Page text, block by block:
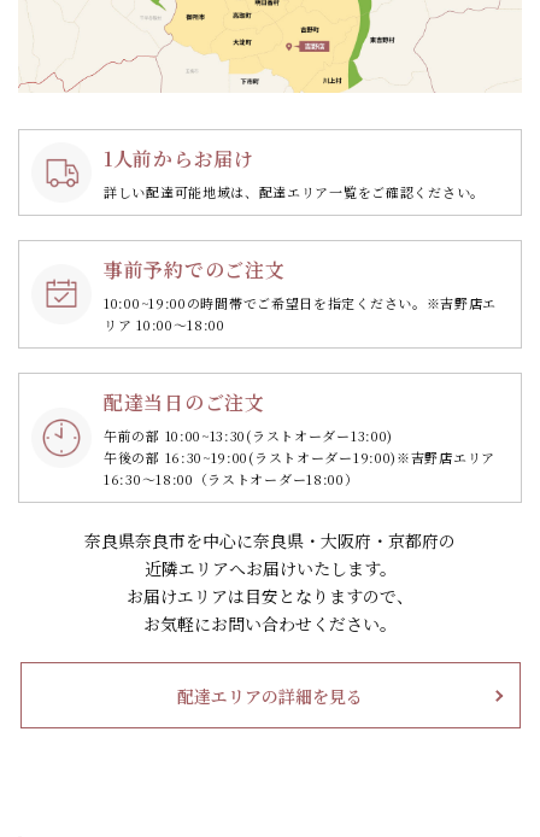
1人前からお届け
詳しい配達可能地域は、配達エリア一覧をご確認ください。
事前予約でのご注文
10:00~19:00の時間帯でご希望日を指定ください。 ※吉野店エ
リア 10:00～18:00
配達当日のご注文
午前の部 10:00~13:30(ラストオーダー13:00)
午後の部 16:30~19:00(ラストオーダー19:00)※吉野店エリア
16:30～18:00（ラストオーダー18:00）
奈良県奈良市を中心に奈良県・大阪府・京都府の
近隣エリアへお届けいたします。
お届けエリアは目安となりますので、
お気軽にお問い合わせください。
配達エリアの詳細を見る